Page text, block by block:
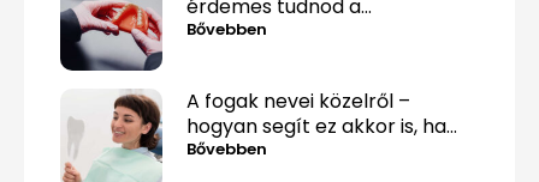
érdemes tudnod a
fogpótlásról, mielőtt döntesz?
Bővebben
A fogak nevei közelről –
hogyan segít ez akkor is, ha
csak „valami fáj hátul”?
Bővebben